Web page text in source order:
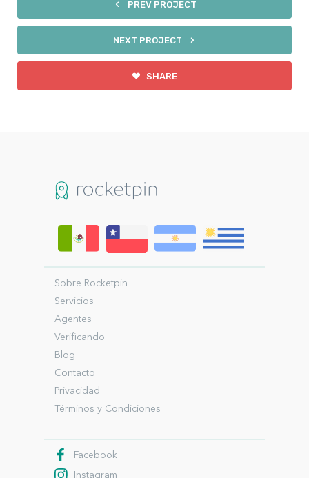
PREV PROJECT
NEXT PROJECT
SHARE
Sobre Rocketpin
Servicios
Agentes
Verificando
Blog
Contacto
Privacidad
Términos y Condiciones
Facebook
Instagram